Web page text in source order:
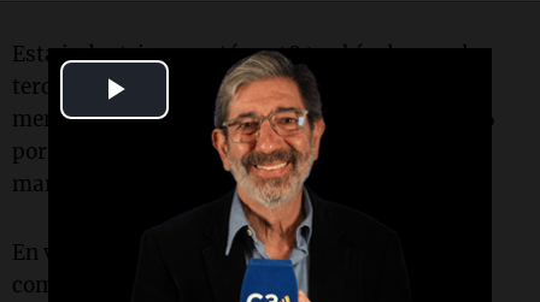
Video
Esta industria exportó 23.484 vehículos en el
tercer mes del año, con lo cual registró 0,4 %
menos en su comparación con febrero, y 27,6 %
por debajo del volumen que se contabilizó en
marzo de 2023.
En ventas mayoristas, el sector automotor
comercializó a la red de concesionarios 30.176